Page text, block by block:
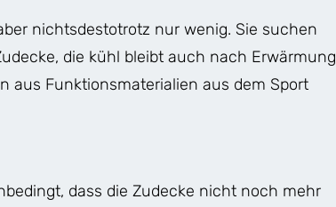
nichtsdestotrotz nur wenig. Sie suchen
die kühl bleibt auch nach Erwärmung
aus Funktionsmaterialien aus dem Sport
dass die Zudecke nicht noch mehr